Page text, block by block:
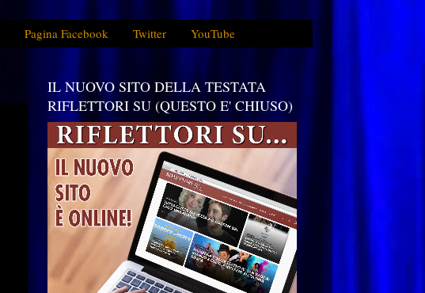
Pagina Facebook Twitter YouTube
IL NUOVO SITO DELLA TESTATA
RIFLETTORI SU (QUESTO E' CHIUSO)